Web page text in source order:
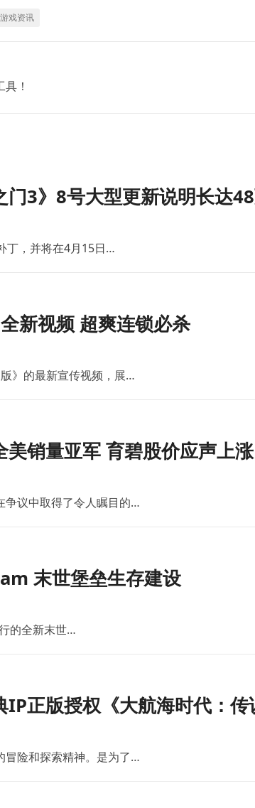
游戏资讯
！
门3》8号大型更新说明长达
丁，并将在4月15日…
新视频 超爽连锁必杀
》的最新宣传视频，展…
美销量亚军 育碧股价应声上涨
争议中取得了令人瞩目的…
末世堡垒生存建设
的全新末世…
IP正版授权《大航海时代：
冒险和探索精神。是为了…